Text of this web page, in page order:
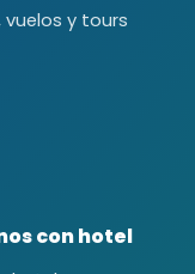
y tours
con hotel